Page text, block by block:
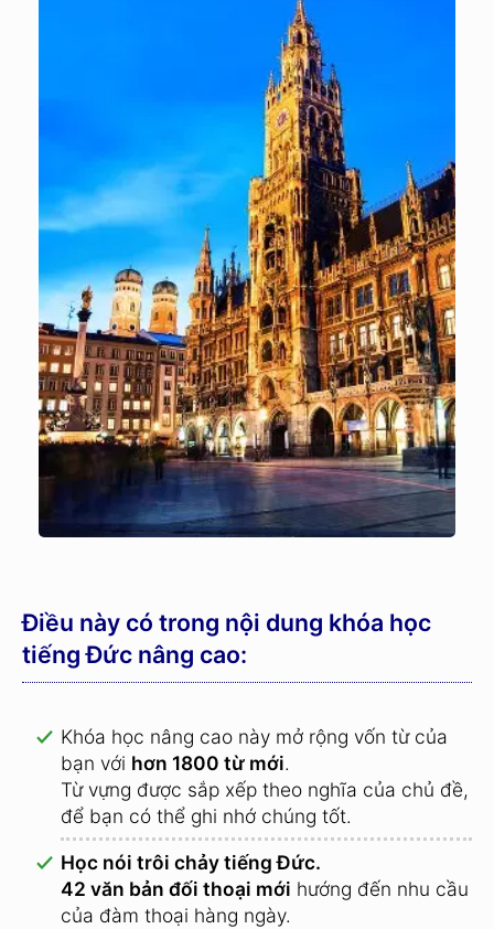
Điều này có trong nội dung khóa học
tiếng Đức nâng cao:
Khóa học nâng cao này mở rộng vốn từ của
bạn với hơn 1800 từ mới.
Từ vựng được sắp xếp theo nghĩa của chủ đề,
để bạn có thể ghi nhớ chúng tốt.
Học nói trôi chảy tiếng Đức.
42 văn bản đối thoại mới hướng đến nhu cầu
của đàm thoại hàng ngày.